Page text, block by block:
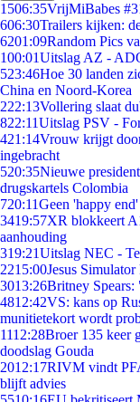
1506:35VrijMiBabes
606:30Trailers kijken:
6201:09Random Pics
100:01Uitslag AZ -
523:46Hoe 30 landen
China en Noord-Korea
222:13Vollering slaat
822:11Uitslag PSV -
421:14Vrouw krijgt
ingebracht
520:35Nieuwe
drugskartels Colombia
720:11Geen 'happy
3419:57XR blokkeert
aanhouding
319:21Uitslag NEC -
2215:00Jesus
3013:26Britney
4812:42VS: kans op
munitietekort wordt
1112:28Broer 135 keer
doodslag Gouda
2012:17RIVM vindt
blijft advies